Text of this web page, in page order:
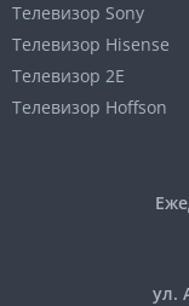
Телевизор Sony
Телевизор Hisense
Телевизор 2E
Телевизор Hoffson
ул.